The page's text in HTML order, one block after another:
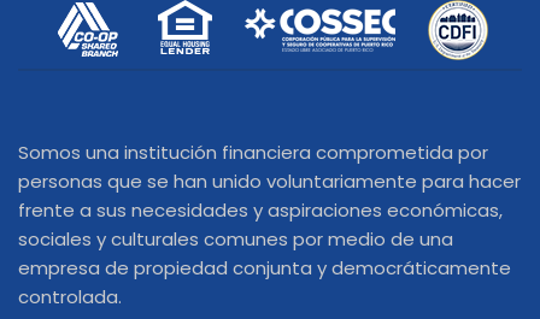
Somos una institución financiera comprometida por
personas que se han unido voluntariamente para hacer
frente a sus necesidades y aspiraciones económicas,
sociales y culturales comunes por medio de una
empresa de propiedad conjunta y democráticamente
controlada.